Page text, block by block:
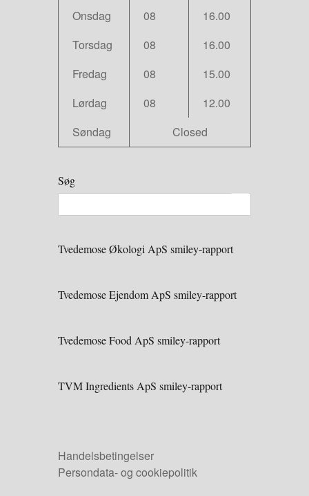
Onsdag
08
16.00
Torsdag
08
16.00
Fredag
08
15.00
Lørdag
08
12.00
Søndag
Closed
Søg
Tvedemose Økologi ApS smiley-rapport
Tvedemose Ejendom ApS smiley-rapport
Tvedemose Food ApS smiley-rapport
TVM Ingredients ApS smiley-rapport
Handelsbetingelser
Persondata- og cookiepolitik